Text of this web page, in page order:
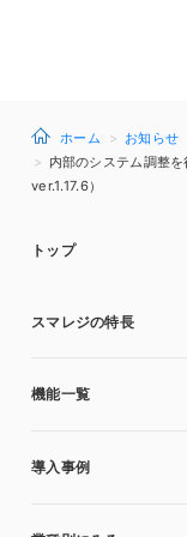
ホーム
お知らせ
内部のシステム調整
ver.1.17.6）
トップ
スマレジの特長
機能一覧
導入事例